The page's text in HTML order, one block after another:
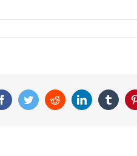
FacebookTwitterRedditLinkedInTumblr